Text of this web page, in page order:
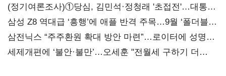
(정기여론조사)①당심, 김민석·정청래 '초접전'…대통령
지지도 '50% 아래로'(종합)
삼성 Z8 역대급 ‘흥행’에 애플 반격 주목…9월 ‘폴더블
대전’
삼전닉스 “주주환원 확대 방안 마련”…로이터에 성명
보내
세제개편에 ‘불안·불만’…오세훈 "전월세 구하기 더